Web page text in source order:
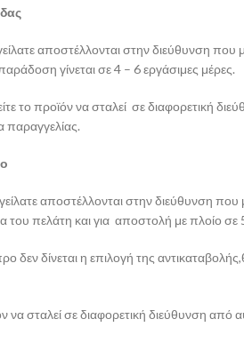
αποστέλλονται στην διεύθυνση που
γίνεται σε 4 – 6 εργάσιμες μέρες.
το προϊόν να σταλεί σε διαφορετική
αποστέλλονται στην διεύθυνση
του πελάτη και για αποστολή με πλοίο
δεν δίνεται η επιλογή της
να σταλεί σε διαφορετική διεύθυνση